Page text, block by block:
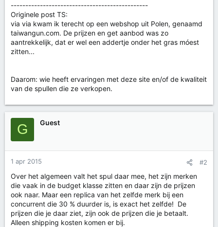
-----------------------------------------------
Originele post TS:
via via kwam ik terecht op een webshop uit Polen, genaamd
taiwangun.com. De prijzen en get aanbod was zo
aantrekkelijk, dat er wel een addertje onder het gras móest
zitten...
Daarom: wie heeft ervaringen met deze site en/of de kwaliteit
van de spullen die ze verkopen.
G Guest
1 apr 2015 #2
Over het algemeen valt het spul daar mee, het zijn merken
die vaak in de budget klasse zitten en daar zijn de prijzen
ook naar. Maar een replica van het zelfde merk bij een
concurrent die 30 % duurder is, is exact het zelfde! De
prijzen die je daar ziet, zijn ook de prijzen die je betaalt.
Alleen shipping kosten komen er bij.